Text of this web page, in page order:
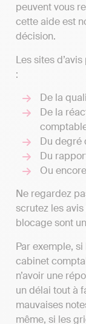
peuvent vous
cette aide est
décision.
Les sites
:
De la
De la
Du degré
Du
Ou
Ne regardez
scrutez les
blocage sont
Par exemple,
cabinet
n’avoir une
un délai tout à
mauvaises
même, si les